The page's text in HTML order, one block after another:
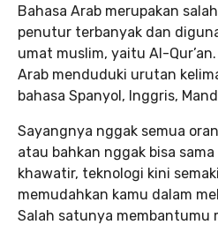
Bahasa Arab merupakan
penutur terbanyak dan
umat muslim, yaitu Al-
Arab menduduki urutan
bahasa Spanyol, Inggris,
Sayangnya nggak semua
atau bahkan nggak bisa
khawatir, teknologi kini
memudahkan kamu dalam
Salah satunya membantumu